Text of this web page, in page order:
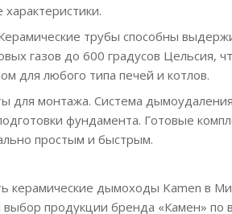
трубы способны
газов до 600 градусов Цельсия,
для любого типа печей и котлов.
для монтажа. Система
фундамента. Готовые
простым и быстрым.
керамические дымоходы Kamen в
продукции бренда «Камен» по